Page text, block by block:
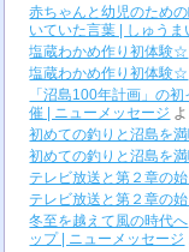
赤ちゃんと幼児のため
いていた言葉 | しゅうま
塩蔵わかめ作り初体験☆
塩蔵わかめ作り初体験☆
「沼島100年計画」の初
催 | ニューメッセージ
初めての釣りと沼島を満
初めての釣りと沼島を満
テレビ放送と第２章の始
テレビ放送と第２章の始
冬至を越えて風の時代へ
ップ | ニューメッセージ